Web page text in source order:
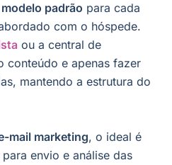
padrão para cada
com o hóspede.
ou a central de
conteúdo e apenas fazer
mantendo a estrutura do
mail marketing, o ideal é
envio e análise das